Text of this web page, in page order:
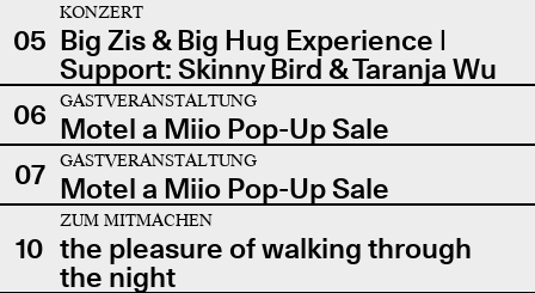
05
KONZERT
Big Zis & Big Hug Experience |
Support: Skinny Bird & Taranja Wu
06
GASTVERANSTALTUNG
Motel a Miio Pop-Up Sale
07
GASTVERANSTALTUNG
Motel a Miio Pop-Up Sale
10
ZUM MITMACHEN
the pleasure of walking through
the night